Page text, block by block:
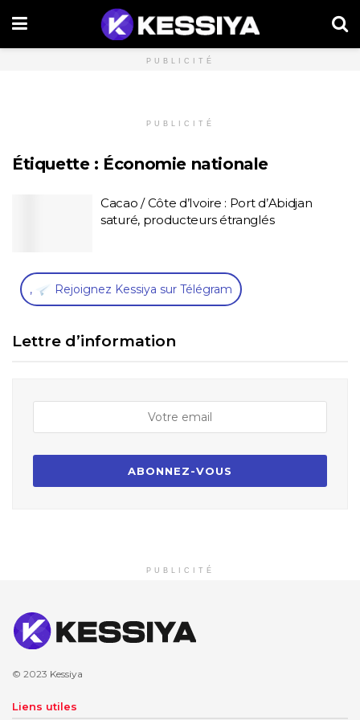
PUBLICITÉ
PUBLICITÉ
Étiquette : Économie nationale
Cacao / Côte d’Ivoire : Port d’Abidjan
saturé, producteurs étranglés
, Rejoignez Kessiya sur Télégram
Lettre d’information
PUBLICITÉ
© 2023 Kessiya
Liens utiles